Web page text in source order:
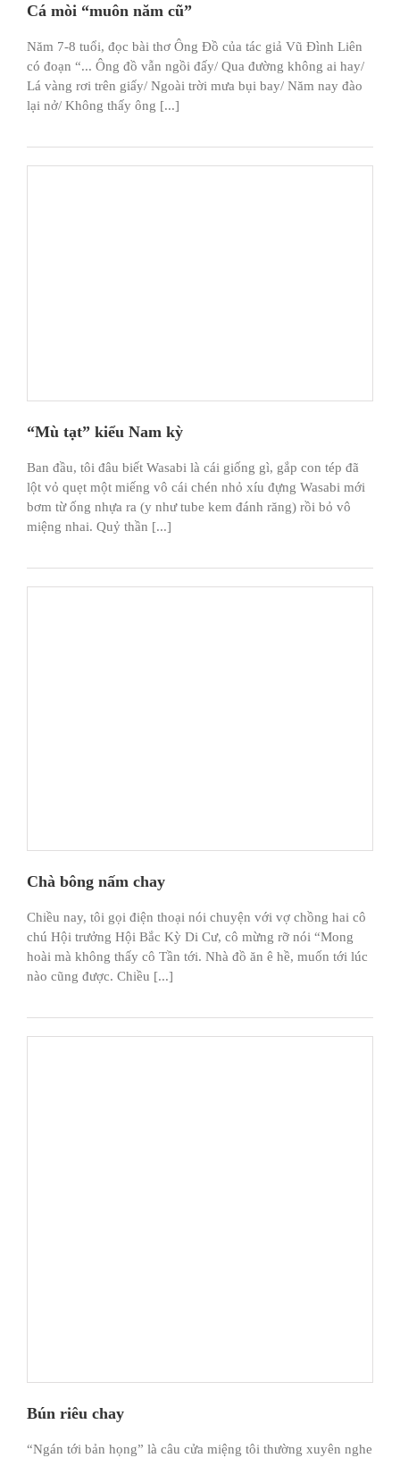
Cá mòi “muôn năm cũ”
Năm 7-8 tuổi, đọc bài thơ Ông Đồ của tác giả Vũ Đình Liên
có đoạn “... Ông đồ vẫn ngồi đấy/ Qua đường không ai hay/
Lá vàng rơi trên giấy/ Ngoài trời mưa bụi bay/ Năm nay đào
lại nở/ Không thấy ông [...]
“Mù tạt” kiểu Nam kỳ
Ban đầu, tôi đâu biết Wasabi là cái giống gì, gắp con tép đã
lột vỏ quẹt một miếng vô cái chén nhỏ xíu đựng Wasabi mới
bơm từ ống nhựa ra (y như tube kem đánh răng) rồi bỏ vô
miệng nhai. Quỷ thần [...]
Chà bông nấm chay
Chiều nay, tôi gọi điện thoại nói chuyện với vợ chồng hai cô
chú Hội trưởng Hội Bắc Kỳ Di Cư, cô mừng rỡ nói “Mong
hoài mà không thấy cô Tần tới. Nhà đồ ăn ê hề, muốn tới lúc
nào cũng được. Chiều [...]
Bún riêu chay
“Ngán tới bản họng” là câu cửa miệng tôi thường xuyên nghe